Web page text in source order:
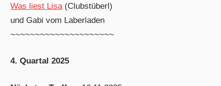
Was liest Lisa(Clubstüberl)
und Gabi vom Laberladen
~~~~~~~~~~~~~~~~~~~~~
4. Quartal 2025